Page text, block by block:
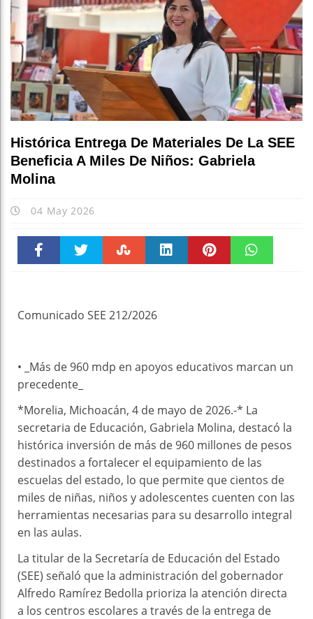
Histórica Entrega De Materiales De La SEE
Beneficia A Miles De Niños: Gabriela
Molina
04 May 2026
Comunicado SEE 212/2026
• _Más de 960 mdp en apoyos educativos marcan un
precedente_
*Morelia, Michoacán, 4 de mayo de 2026.-* La
secretaria de Educación, Gabriela Molina, destacó la
histórica inversión de más de 960 millones de pesos
destinados a fortalecer el equipamiento de las
escuelas del estado, lo que permite que cientos de
miles de niñas, niños y adolescentes cuenten con las
herramientas necesarias para su desarrollo integral
en las aulas.
La titular de la Secretaría de Educación del Estado
(SEE) señaló que la administración del gobernador
Alfredo Ramírez Bedolla prioriza la atención directa
a los centros escolares a través de la entrega de